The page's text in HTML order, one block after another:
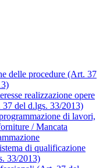
delle procedure (Art. 37
realizzazione opere
del d.lgs. 33/2013)
di lavori,
/ Mancata
di qualificazione
33/2013)